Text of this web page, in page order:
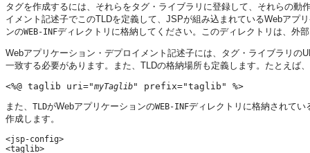
タグを作成するには、それらをタグ・ライブラリに登録して、それらの
イメント記述子でこのTLDを定義して、JSPが組み込まれているWebアプ
ンのWEB-INFディレクトリに格納してください。このディレクトリは、外
Webアプリケーション・デプロイメント記述子には、タグ・ライブラリ
一致する必要があります。また、TLDの格納場所も定義します。たとえば
<%@ taglib uri="myTaglib" prefix="taglib" %>
また、 TLDがWebアプリケーションのWEB-INFディレクトリに格納されて
作成します。
<jsp-config>
<taglib>